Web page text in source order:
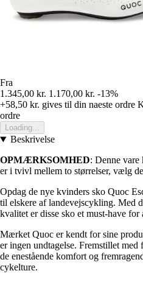
Fra
1.345,00 kr. 1.170,00 kr. -13%
+58,50 kr. gives til din naeste ordre
ordre
Loading...
Beskrivelse
OPMÆRKSOMHED: Denne
er i tvivl mellem to størrelser, vælg
Opdag de nye kvinders sko Quoc
til elskere af landevejscykling. Med
kvalitet er disse sko et must-have
Mærket Quoc er kendt for sine
er ingen undtagelse. Fremstillet med
de enestående komfort og
cykelture.